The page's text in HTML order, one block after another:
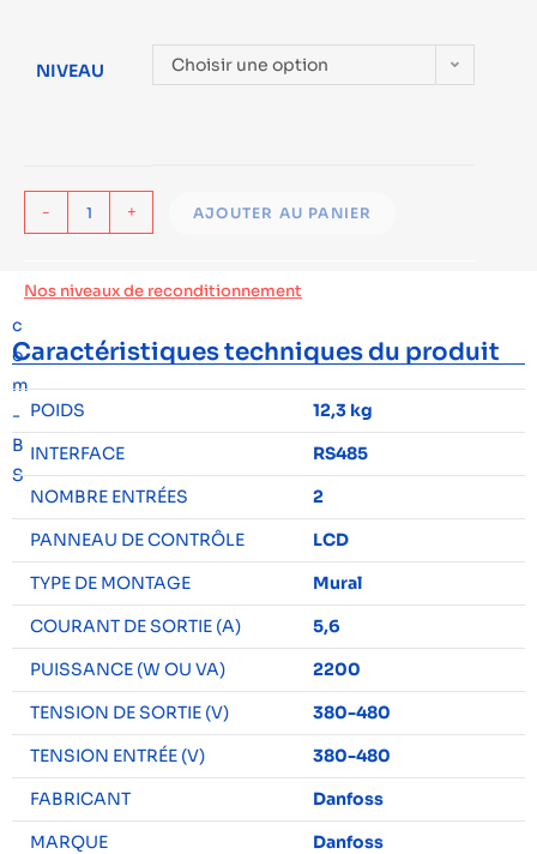
NIVEAU Choisir une option
- + AJOUTER AU PANIER
Nos niveaux de reconditionnement
Caractéristiques techniques du produit
POIDS
12,3 kg
INTERFACE
RS485
NOMBRE ENTRÉES
2
PANNEAU DE CONTRÔLE
LCD
TYPE DE MONTAGE
Mural
COURANT DE SORTIE (A)
5,6
PUISSANCE (W OU VA)
2200
TENSION DE SORTIE (V)
380-480
TENSION ENTRÉE (V)
380-480
FABRICANT
Danfoss
MARQUE
Danfoss